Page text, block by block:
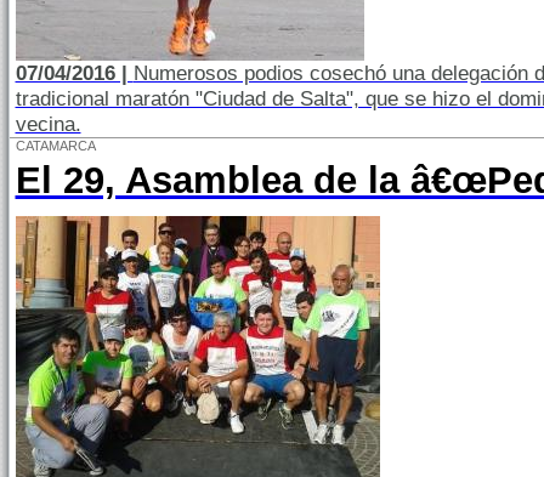
07/04/2016 | Numerosos podios cosechó una delegación
tradicional maratón "Ciudad de Salta", que se hizo el
vecina.
CATAMARCA
El 29, Asamblea de la